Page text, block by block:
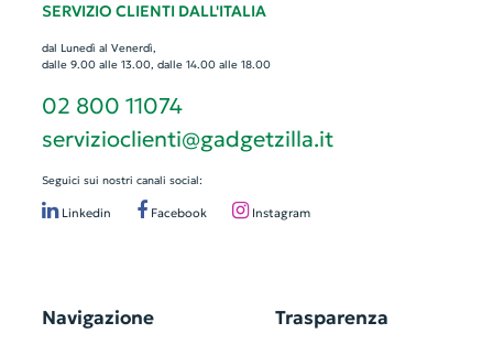
SERVIZIO CLIENTI DALL'ITALIA
dal Lunedì al Venerdì,
dalle 9.00 alle 13.00, dalle 14.00 alle 18.00
02 800 11074
servizioclienti@gadgetzilla.it
Seguici sui nostri canali social:
Linkedin Facebook Instagram
Navigazione Trasparenza